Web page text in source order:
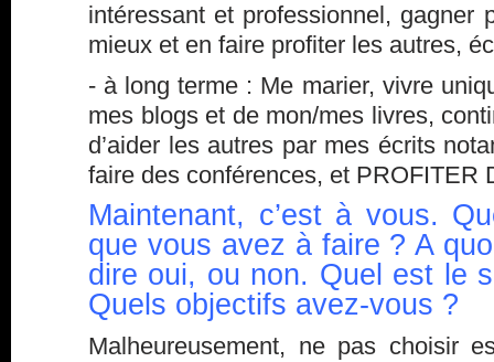
intéressant et professionnel, gagner
mieux et en faire profiter les autres,
- à long terme : Me marier, vivre
mes blogs et de mon/mes livres,
d’aider les autres par mes écrits
faire des conférences, et PROFITER
Maintenant, c’est à vous.
que vous avez à faire ? A
dire oui, ou non. Quel est le
Quels objectifs avez-vous ?
Malheureusement, ne pas choisir